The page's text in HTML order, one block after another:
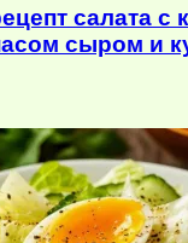
салата с
сыром и